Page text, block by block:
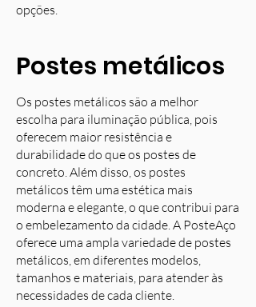
opções.
Postes metálicos
Os postes metálicos são a melhor
escolha para iluminação pública, pois
oferecem maior resistência e
durabilidade do que os postes de
concreto. Além disso, os postes
metálicos têm uma estética mais
moderna e elegante, o que contribui para
o embelezamento da cidade. A PosteAço
oferece uma ampla variedade de postes
metálicos, em diferentes modelos,
tamanhos e materiais, para atender às
necessidades de cada cliente.